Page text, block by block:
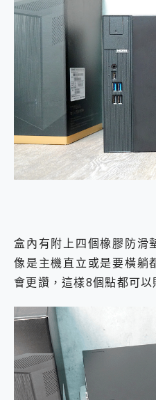
盒內有附上四個橡膠防滑
像是主機直立或是要橫躺
會更讚，這樣8個點都可以